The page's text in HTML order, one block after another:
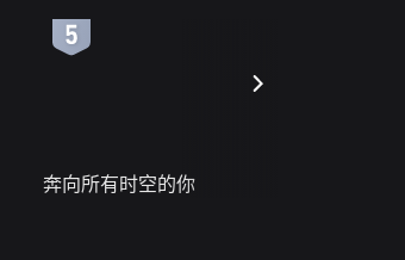
奔向所有时空的你